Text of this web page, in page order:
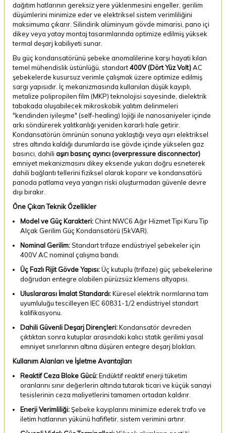
dağıtım hatlarının gereksiz yere yüklenmesini engeller, gerilim
düşümlerini minimize eder ve elektriksel sistem verimliliğini
maksimuma çıkarır. Silindirik alüminyum gövde mimarisi, pano içi
dikey veya yatay montaj tasarımlarında optimize edilmiş yüksek
termal deşarj kabiliyeti sunar.
Bu güç kondansatörünü şebeke anomalilerine karşı hayati kılan
temel mühendislik üstünlüğü, standart400V (Dört Yüz Volt)AC
şebekelerde kusursuz verimle çalışmak üzere optimize edilmiş
sargı yapısıdır. İç mekanizmasında kullanılan düşük kayıplı,
metalize polipropilen film (MKP) teknolojisi sayesinde, dielektrik
tabakada oluşabilecek mikroskobik yalıtım delinmeleri
"kendinden iyileşme" (self-healing) lojiği ile nanosaniyeler içinde
arkı söndürerek yalıtkanlığı yeniden kararlı hale getirir.
Kondansatörün ömrünün sonuna yaklaştığı veya aşırı elektriksel
stres altında kaldığı durumlarda ise gövde içinde yükselen gaz
basıncı, dahili aşırı basınç ayırıcı (overpressure disconnector)
emniyet mekanizmasını dikey eksende yukarı doğru esneterek
dahili bağlantı tellerini fiziksel olarak koparır ve kondansatörü
panoda patlama veya yangın riski oluşturmadan güvenle devre
dışı bırakır.
Öne Çıkan Teknik Özellikler
Model ve Güç Karakteri: Chint NWC6 Ağır Hizmet Tipi Kuru Tip
Alçak Gerilim Güç Kondansatörü (5kVAR).
Nominal Gerilim:Standart trifaze endüstriyel şebekeler için
400V AC nominal çalışma bandı.
Üç Fazlı Rijit Gövde Yapısı:Üç kutuplu (trifaze) güç şebekelerine
doğrudan entegre olabilen pürüzsüz klemens altyapısı.
Uluslararası İmalat Standardı:Küresel elektrik normlarına tam
uyumluluğu tescilleyen IEC 60831-1/2 endüstriyel standart
kalifikasyonu.
Dahili Güvenli Deşarj Dirençleri:Kondansatör devreden
çıktıktan sonra kutuplar arasındaki kalıcı statik gerilimi yasal
emniyet sınırlarının altına düşüren entegre deşarj blokları.
Kullanım Alanları ve İşletme Avantajları
Reaktif Ceza Bloke Gücü:Endüktif reaktif enerji tüketim
oranlarını sınır değerlerin altında tutarak ticari ve küçük sanayi
tesislerinin ceza maliyetlerini tamamen ortadan kaldırır.
Enerji Verimliliği:Şebeke kayıplarını minimize ederek trafo ve
iletim hatlarının yükünü hafifletir, sistem verimini artırır.